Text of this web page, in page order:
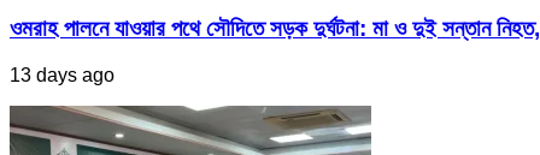
ওমরাহ পালনে যাওয়ার পথে সৌদিতে সড়ক দুর্ঘটনা: মা ও দুই সন্তান
13 days ago